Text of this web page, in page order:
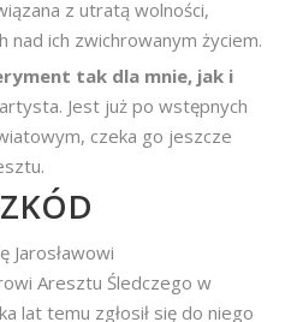
z utratą wolności,
nad ich zwichrowanym życiem.
tak dla mnie, jak i
Jest już po wstępnych
czeka go jeszcze
Jarosławowi
Aresztu Śledczego w
lat temu zgłosił się do niego